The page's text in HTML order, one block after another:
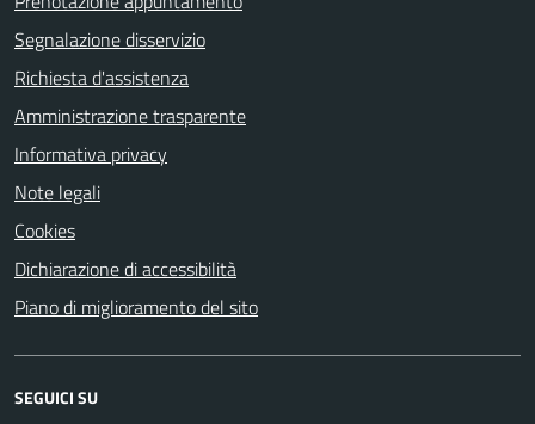
Segnalazione disservizio
Richiesta d'assistenza
Amministrazione trasparente
Informativa privacy
Note legali
Cookies
Dichiarazione di accessibilità
Piano di miglioramento del sito
SEGUICI SU